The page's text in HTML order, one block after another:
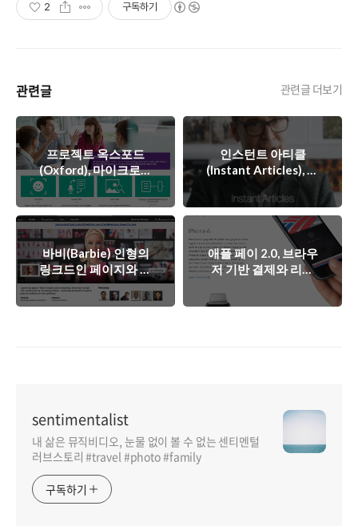
2 구독하기
관련글 관련글 더보기
프로젝트 옥스포드
(Oxford), 마이크로소
프트가 만든 머신러닝
프로젝트
인스턴트 아티클
(Instant Articles), 페
이스북이 만든 미디어
용 플랫폼
바비(Barbie) 인형의
링크드인 페이지와 꼼
꼼한 소셜미디어 전략
애플 페이 2.0, 브라우
저 기반 결제와 리워
드 프로그램 도입 루
sentimentalist
내 삶은 뮤직비디오, 눈물 없이 볼 수 없는 센티멘털
러브스토리 #travel #photo #family
구독하기